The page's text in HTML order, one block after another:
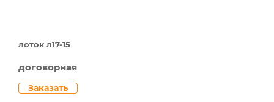
лоток л17-15
договорная
Заказать